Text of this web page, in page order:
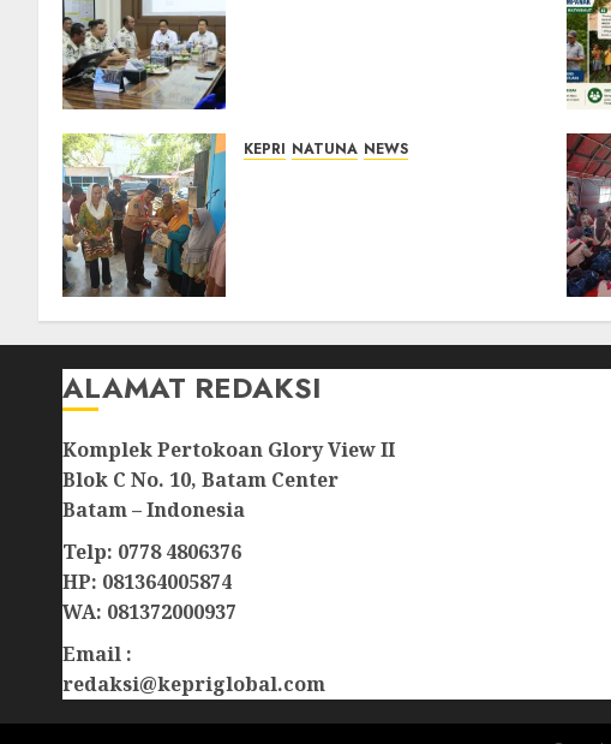
KEPRI NATUNA NEWS
06/08/2026 0
ALAMAT REDAKSI
Komplek Pertokoan Glory View II
Blok C No. 10, Batam Center
Batam – Indonesia
Telp: 0778 4806376
HP: 081364005874
WA: 081372000937
Email :
redaksi@kepriglobal.com